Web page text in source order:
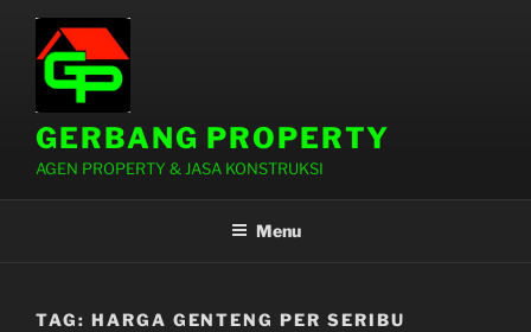
Lompat
konten
GERBANG PROPERTY
AGEN PROPERTY & JASA KONSTRUKSI
Menu
TAG: HARGA GENTENG PER SERIBU